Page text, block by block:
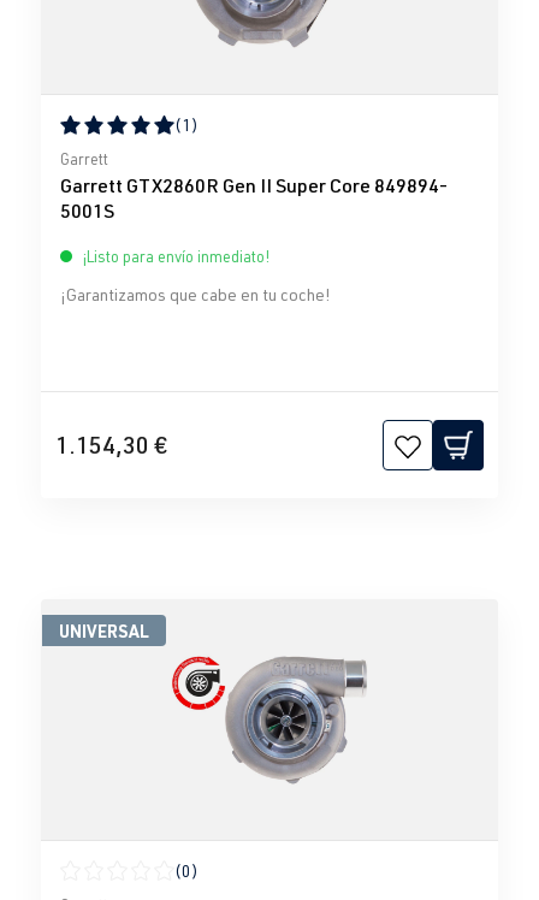
Calificación promedio de 5 de 5 estrellas
(1)
Garrett
Garrett GTX2860R Gen II Super Core 849894-
5001S
¡Listo para envío inmediato!
¡Garantizamos que cabe en tu coche!
1.154,30 €
UNIVERSAL
(0)